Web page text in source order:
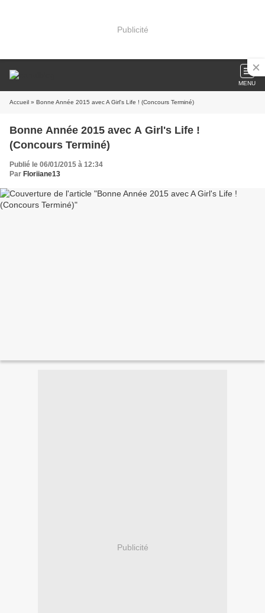
Publicité
MENU
Accueil » Bonne Année 2015 avec A Girl's Life ! (Concours Terminé)
Bonne Année 2015 avec A Girl's Life !
(Concours Terminé)
Publié le 06/01/2015 à 12:34
Par Floriiane13
Publicité